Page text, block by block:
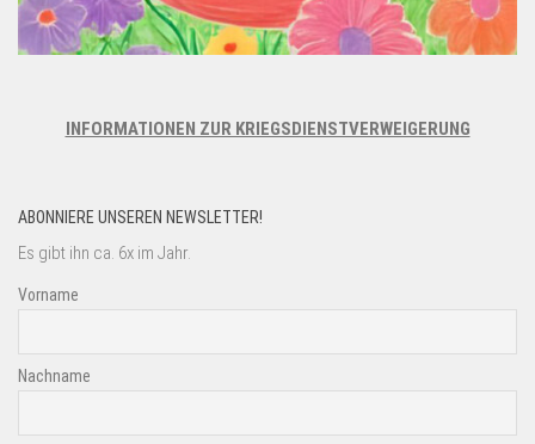
INFORMATIONEN ZUR KRIEGSDIENSTVERWEIGERUNG
ABONNIERE UNSEREN NEWSLETTER!
Es gibt ihn ca. 6x im Jahr.
Vorname
Nachname